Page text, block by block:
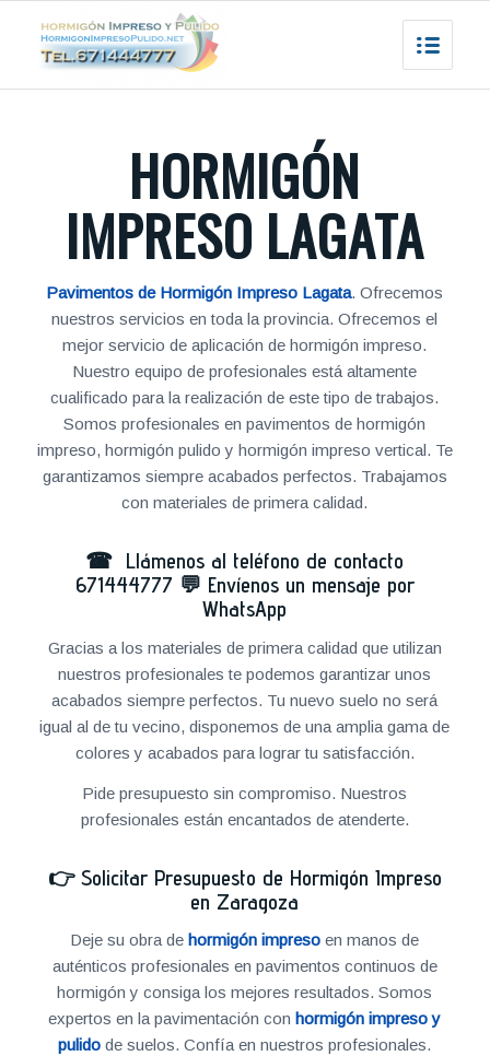
HORMIGÓN
IMPRESO LAGATA
Pavimentos de Hormigón Impreso Lagata. Ofrecemos
nuestros servicios en toda la provincia. Ofrecemos el
mejor servicio de aplicación de hormigón impreso.
Nuestro equipo de profesionales está altamente
cualificado para la realización de este tipo de trabajos.
Somos profesionales en pavimentos de hormigón
impreso, hormigón pulido y hormigón impreso vertical. Te
garantizamos siempre acabados perfectos. Trabajamos
con materiales de primera calidad.
☎ Llámenos al teléfono de contacto
671444777 💬 Envíenos un mensaje por
WhatsApp
Gracias a los materiales de primera calidad que utilizan
nuestros profesionales te podemos garantizar unos
acabados siempre perfectos. Tu nuevo suelo no será
igual al de tu vecino, disponemos de una amplia gama de
colores y acabados para lograr tu satisfacción.
Pide presupuesto sin compromiso. Nuestros
profesionales están encantados de atenderte.
👉 Solicitar Presupuesto de Hormigón Impreso
en Zaragoza
Deje su obra dehormigón impreso en manos de
auténticos profesionales en pavimentos continuos de
hormigón y consiga los mejores resultados. Somos
expertos en la pavimentación conhormigón impreso y
pulido de suelos. Confía en nuestros profesionales.